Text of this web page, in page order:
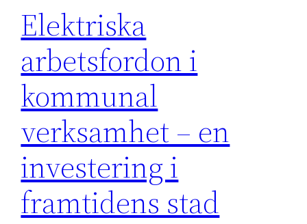
Elektriska
arbetsfordon i
kommunal
verksamhet – en
investering i
framtidens stad